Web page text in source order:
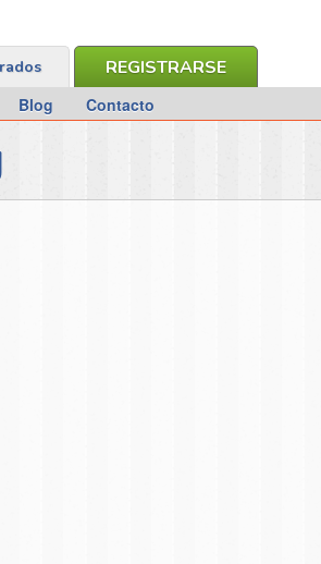
REGISTRARSE
Blog Contacto